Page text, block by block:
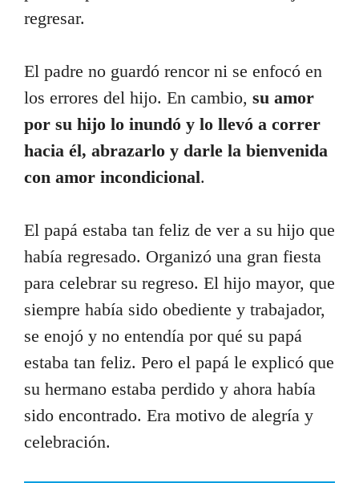
regresar.
El padre no guardó rencor ni se enfocó en
los errores del hijo. En cambio, su amor
por su hijo lo inundó y lo llevó a correr
hacia él, abrazarlo y darle la bienvenida
con amor incondicional.
El papá estaba tan feliz de ver a su hijo que
había regresado. Organizó una gran fiesta
para celebrar su regreso. El hijo mayor, que
siempre había sido obediente y trabajador,
se enojó y no entendía por qué su papá
estaba tan feliz. Pero el papá le explicó que
su hermano estaba perdido y ahora había
sido encontrado. Era motivo de alegría y
celebración.